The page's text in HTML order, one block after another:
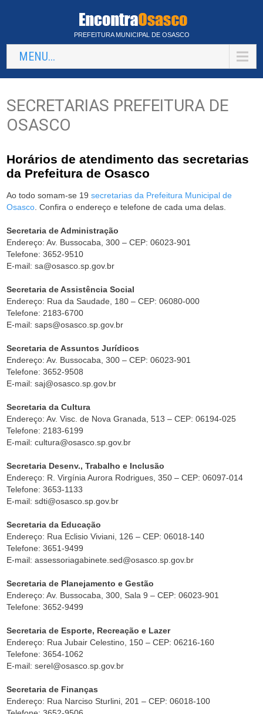
PREFEITURA MUNICIPAL DE OSASCO
MENU...
SECRETARIAS PREFEITURA DE
OSASCO
Horários de atendimento das secretarias
da Prefeitura de Osasco
Ao todo somam-se 19secretarias da Prefeitura Municipal de
Osasco . Confira o endereço e telefone de cada uma delas.
Secretaria de Administração
Endereço: Av. Bussocaba, 300 – CEP: 06023-901
Telefone: 3652-9510
E-mail: sa@osasco.sp.gov.br
Secretaria de Assistência Social
Endereço: Rua da Saudade, 180 – CEP: 06080-000
Telefone: 2183-6700
E-mail: saps@osasco.sp.gov.br
Secretaria de Assuntos Jurídicos
Endereço: Av. Bussocaba, 300 – CEP: 06023-901
Telefone: 3652-9508
E-mail: saj@osasco.sp.gov.br
Secretaria da Cultura
Endereço: Av. Visc. de Nova Granada, 513 – CEP: 06194-025
Telefone: 2183-6199
E-mail: cultura@osasco.sp.gov.br
Secretaria Desenv., Trabalho e Inclusão
Endereço: R. Virgínia Aurora Rodrigues, 350 – CEP: 06097-014
Telefone: 3653-1133
E-mail: sdti@osasco.sp.gov.br
Secretaria da Educação
Endereço: Rua Eclisio Viviani, 126 – CEP: 06018-140
Telefone: 3651-9499
E-mail: assessoriagabinete.sed@osasco.sp.gov.br
Secretaria de Planejamento e Gestão
Endereço: Av. Bussocaba, 300, Sala 9 – CEP: 06023-901
Telefone: 3652-9499
Secretaria de Esporte, Recreação e Lazer
Endereço: Rua Jubair Celestino, 150 – CEP: 06216-160
Telefone: 3654-1062
E-mail: serel@osasco.sp.gov.br
Secretaria de Finanças
Endereço: Rua Narciso Sturlini, 201 – CEP: 06018-100